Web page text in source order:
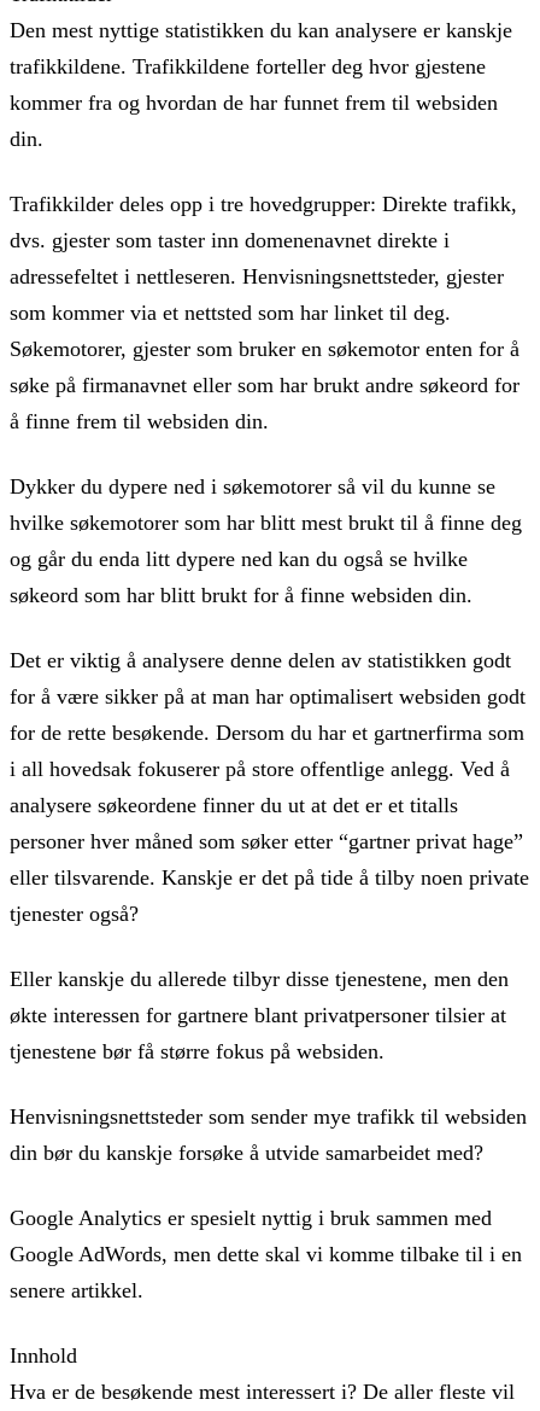
Den mest nyttige statistikken du kan analysere er kanskje
trafikkildene. Trafikkildene forteller deg hvor gjestene
kommer fra og hvordan de har funnet frem til websiden
din.
Trafikkilder deles opp i tre hovedgrupper: Direkte trafikk,
dvs. gjester som taster inn domenenavnet direkte i
adressefeltet i nettleseren. Henvisningsnettsteder, gjester
som kommer via et nettsted som har linket til deg.
Søkemotorer, gjester som bruker en søkemotor enten for å
søke på firmanavnet eller som har brukt andre søkeord for
å finne frem til websiden din.
Dykker du dypere ned i søkemotorer så vil du kunne se
hvilke søkemotorer som har blitt mest brukt til å finne deg
og går du enda litt dypere ned kan du også se hvilke
søkeord som har blitt brukt for å finne websiden din.
Det er viktig å analysere denne delen av statistikken godt
for å være sikker på at man har optimalisert websiden godt
for de rette besøkende. Dersom du har et gartnerfirma som
i all hovedsak fokuserer på store offentlige anlegg. Ved å
analysere søkeordene finner du ut at det er et titalls
personer hver måned som søker etter “gartner privat hage”
eller tilsvarende. Kanskje er det på tide å tilby noen private
tjenester også?
Eller kanskje du allerede tilbyr disse tjenestene, men den
økte interessen for gartnere blant privatpersoner tilsier at
tjenestene bør få større fokus på websiden.
Henvisningsnettsteder som sender mye trafikk til websiden
din bør du kanskje forsøke å utvide samarbeidet med?
Google Analytics er spesielt nyttig i bruk sammen med
Google AdWords, men dette skal vi komme tilbake til i en
senere artikkel.
Innhold
Hva er de besøkende mest interessert i? De aller fleste vil